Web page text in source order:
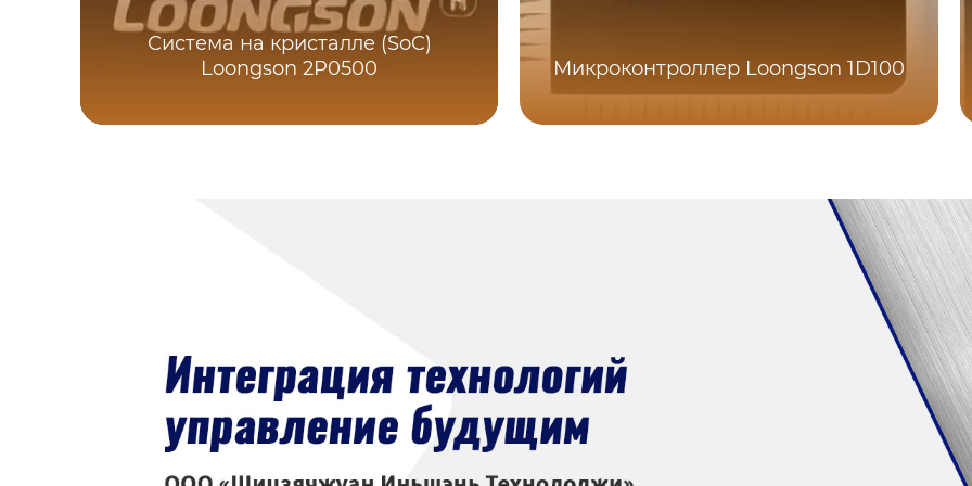
Система на кристалле (SoC)
Loongson 2P0500
Микроконтроллер Loongson 1D100